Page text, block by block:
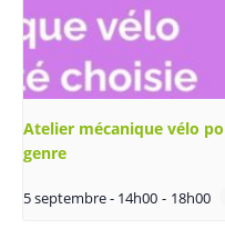
Atelier mécanique vélo
genre
5 septembre - 14h00 - 18h00